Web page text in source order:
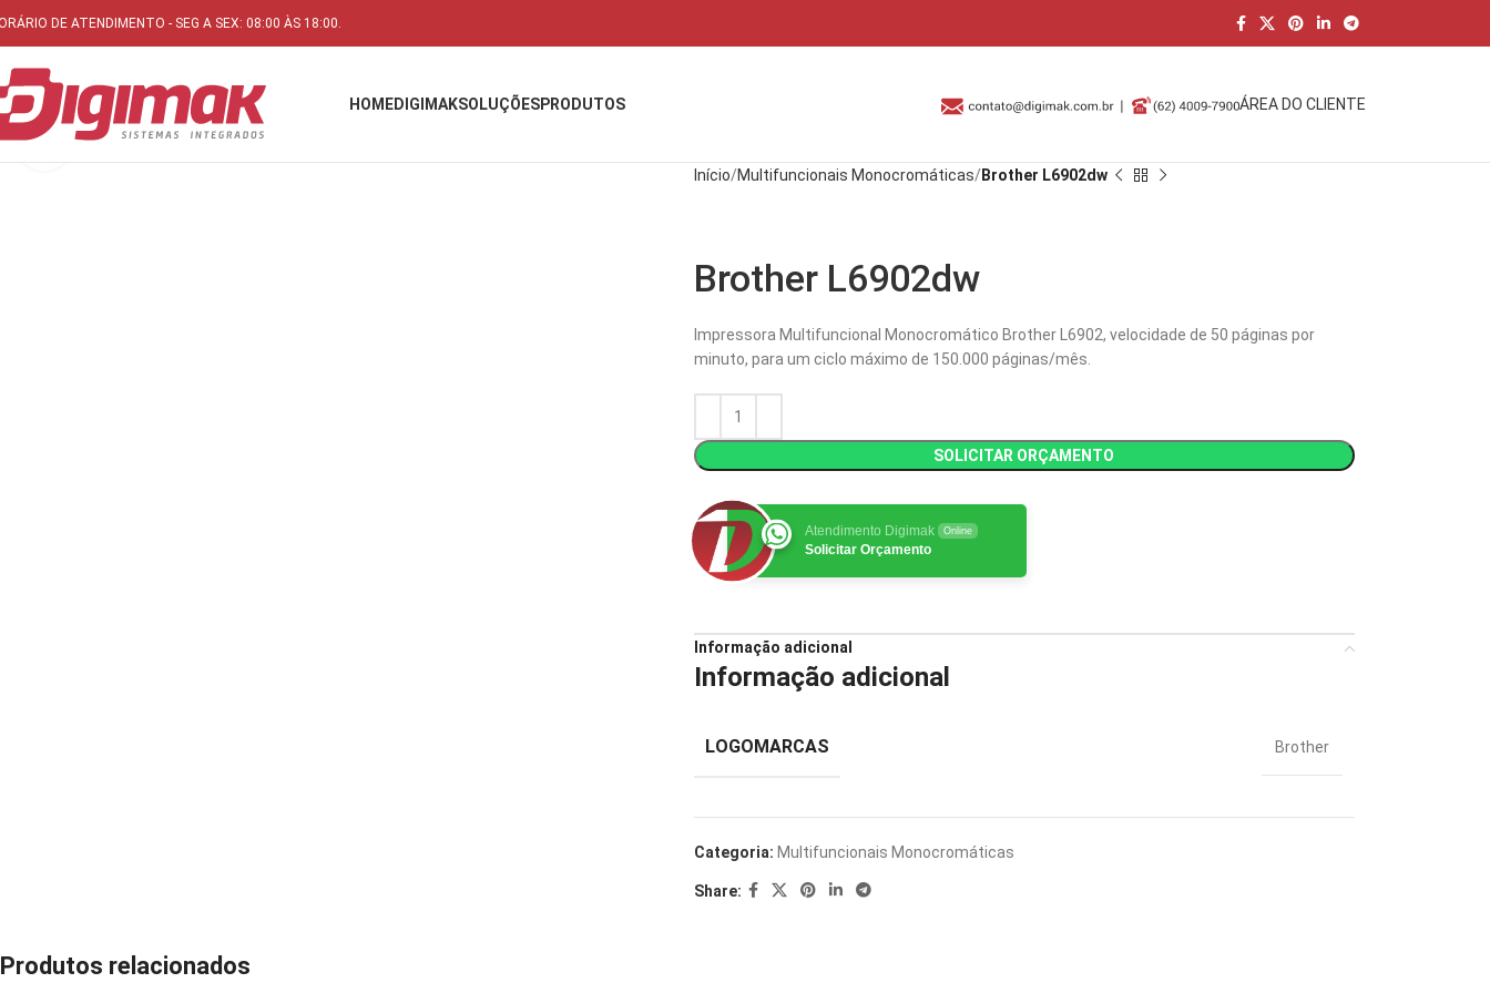
DE ATENDIMENTO - SEG A SEX: 08:00 ÀS 18:00.
HOMEDIGIMAKSOLUÇÕESPRODUTOS ÁREA DO CLIENTE
Aumentar imagem
Início Multifuncionais Monocromáticas Brother L6902dw
Brother L6902dw
Impressora Multifuncional Monocromático Brother L6902, velocidade de 50 páginas por
minuto, para um ciclo máximo de 150.000 páginas/mês.
SOLICITAR ORÇAMENTO
Atendimento Digimak Online
Solicitar Orçamento
Informação adicional
Informação adicional
LOGOMARCAS Brother
Categoria: Multifuncionais Monocromáticas
Share:
Produtos relacionados